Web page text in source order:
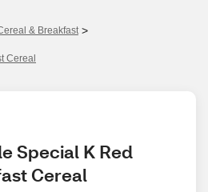
& Breakfast >
Cereal
Special K Red
Cereal